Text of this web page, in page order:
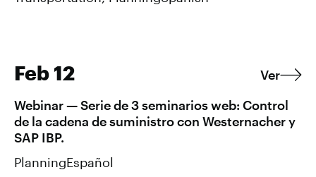
Feb 12
Ver
Webinar — Serie de 3 seminarios web: Control
de la cadena de suministro con Westernacher y
SAP IBP.
PlanningEspañol